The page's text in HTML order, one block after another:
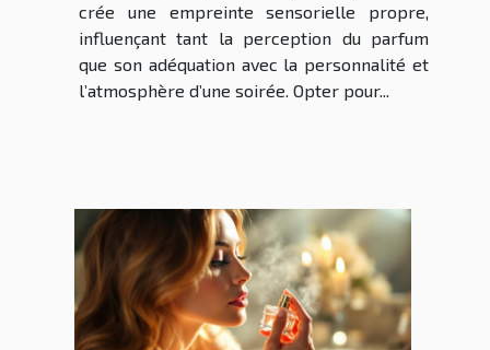
crée une empreinte sensorielle propre,
influençant tant la perception du parfum
que son adéquation avec la personnalité et
l’atmosphère d’une soirée. Opter pour...